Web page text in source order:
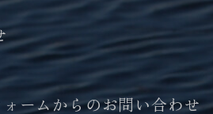
ォームからのお問い合わせ